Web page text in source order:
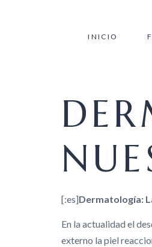
INICIO
[:es]Dermatología:
En la actualidad el
externo la piel